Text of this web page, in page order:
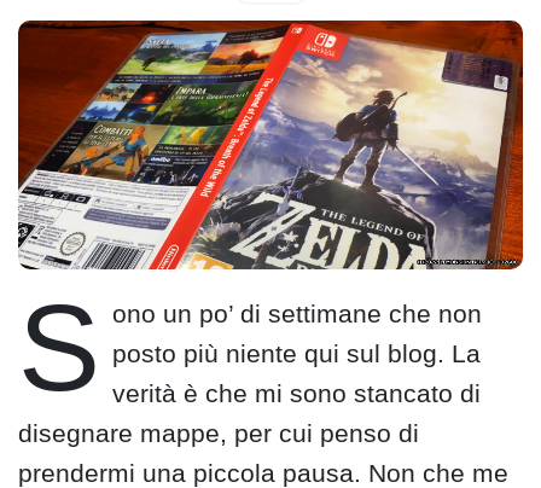
S
ono un po’ di settimane che non
posto più niente qui sul blog. La
verità è che mi sono stancato di
disegnare mappe, per cui penso di
prendermi una piccola pausa. Non che me